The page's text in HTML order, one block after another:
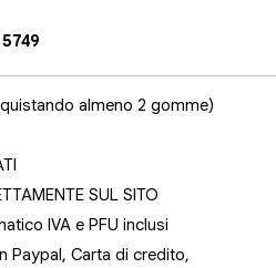
almeno 2 gomme)
SUL SITO
IVA e PFU inclusi
Paypal, Carta di credito,